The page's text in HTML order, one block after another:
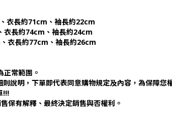
衣長約71cm、袖長約22cm
衣長約74cm、袖長約24cm
衣長約77cm、袖長約26cm
正常範圍。
說明，下單即代表同意購物規定及內容，為保障您
!!!
有解釋、最終決定銷售與否權利。